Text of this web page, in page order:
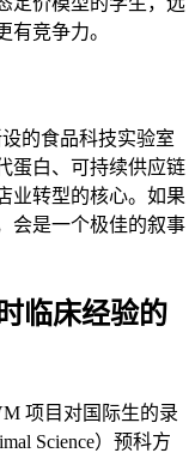
有竞争力。
的食品科技实验室
蛋白、可持续供应链
业转型的核心。如果
会是一个极佳的叙事
临床经验的
项目对国际生的录
Science）预科方